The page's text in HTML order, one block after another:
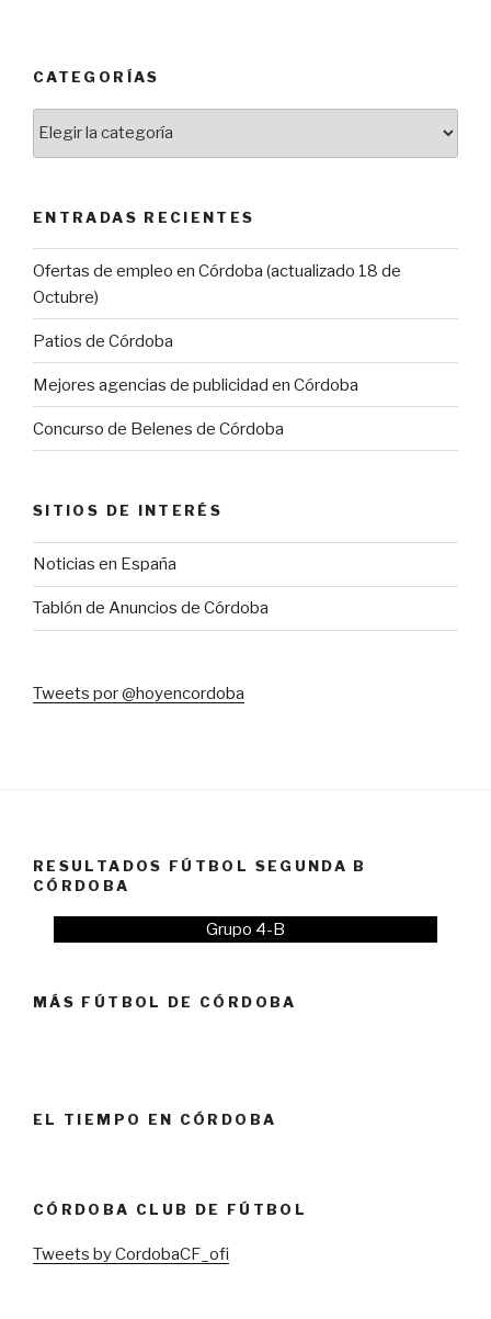
CATEGORÍAS
ENTRADAS RECIENTES
Ofertas de empleo en Córdoba (actualizado 18 de
Octubre)
Patios de Córdoba
Mejores agencias de publicidad en Córdoba
Concurso de Belenes de Córdoba
SITIOS DE INTERÉS
Noticias en España
Tablón de Anuncios de Córdoba
Tweets por @hoyencordoba
RESULTADOS FÚTBOL SEGUNDA B
CÓRDOBA
Grupo 4-B
MÁS FÚTBOL DE CÓRDOBA
EL TIEMPO EN CÓRDOBA
CÓRDOBA CLUB DE FÚTBOL
Tweets by CordobaCF_ofi